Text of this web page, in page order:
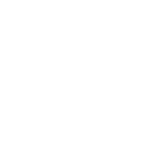
hotelů